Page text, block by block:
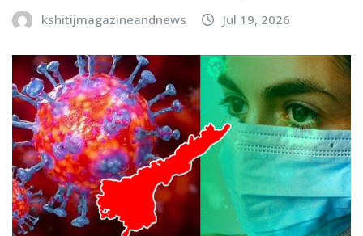
kshitijmagazineandnews Jul 19, 2026